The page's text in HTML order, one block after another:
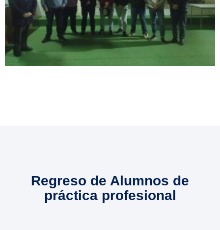
Regreso de Alumnos de
práctica profesional